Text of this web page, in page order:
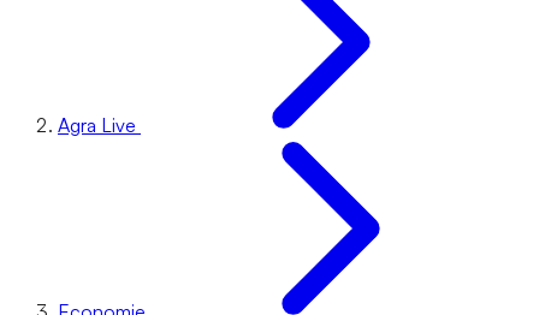
Agra Live